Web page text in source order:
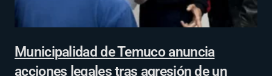
Municipalidad de Temuco anuncia
acciones legales tras agresión de un